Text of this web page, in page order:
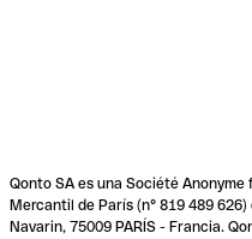
Qonto SA es una Société
Mercantil de París (n° 819 489
Navarin, 75009 PARÍS - Francia.